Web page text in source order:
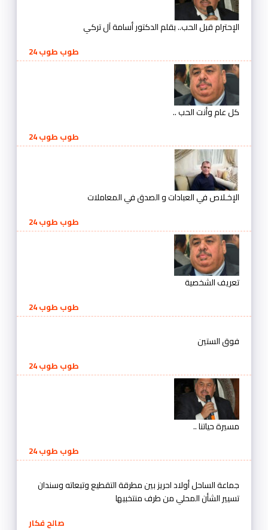
الإحترام قبل الحب.. بقلم الدكتور أسامة آل تركي
طوب طوب 24
كل عام وأنت الحب ..
طوب طوب 24
الإخـلاص في العبادات و الصدق في المعاملات
طوب طوب 24
تعريف الشخصية
طوب طوب 24
فوق الستين
طوب طوب 24
مسيرة حياتنا ..
طوب طوب 24
جماعة الساحل أولاد احريز بين مطرقة التقطيع وتبعاته وسندان
تسيير الشأن المحلي من طرف منتخبيها
صالح فكار